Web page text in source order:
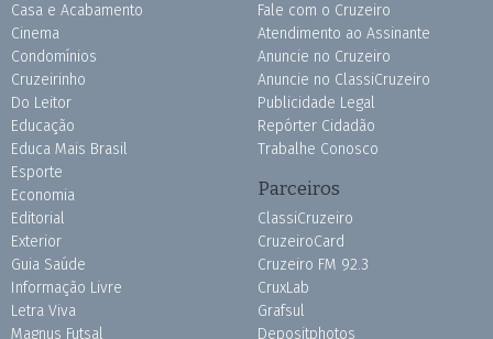
Casa e Acabamento
Cinema
Condomínios
Cruzeirinho
Do Leitor
Educação
Educa Mais Brasil
Esporte
Economia
Editorial
Exterior
Guia Saúde
Informação Livre
Letra Viva
Magnus Futsal
Fale com o Cruzeiro
Atendimento ao Assinante
Anuncie no Cruzeiro
Anuncie no ClassiCruzeiro
Publicidade Legal
Repórter Cidadão
Trabalhe Conosco
Parceiros
ClassiCruzeiro
CruzeiroCard
Cruzeiro FM 92.3
CruxLab
Grafsul
Depositphotos